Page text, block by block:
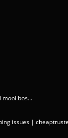
bos...
issues |